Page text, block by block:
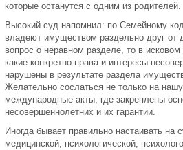
которые останутся с одним из родителей.
Высокий суд напомнил: по Семейному
владеют имуществом раздельно друг от
вопрос о неравном разделе, то в исковом
какие конкретно права и интересы
нарушены в результате раздела
Желательно сослаться не только на
международные акты, где закреплены
несовершеннолетних и их гарантии.
Иногда бывает правильно настаивать на
медицинской, психологической,